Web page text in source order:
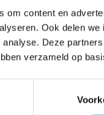
om content en
Ook delen
analyse. Deze
verzameld op
zwart Vrouwelijke
naden. Met
gevoerde